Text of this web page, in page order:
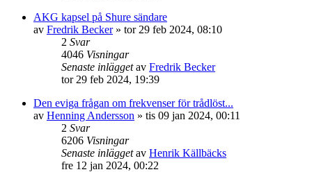
AKG kapsel på Shure sändare
av Fredrik Becker» tor 29 feb 2024, 08:10
2 Svar
4046 Visningar
Senaste inläggetav Fredrik Becker
tor 29 feb 2024, 19:39
Den eviga frågan om frekvenser för trådlöst...
av Henning Andersson » tis 09 jan 2024, 00:11
2 Svar
6206 Visningar
Senaste inläggetav Henrik Källbäcks
fre 12 jan 2024, 00:22